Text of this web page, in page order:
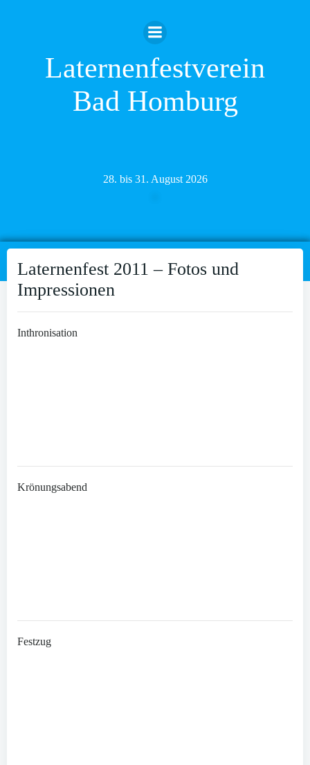
Inhalt
springen
Laternenfestverein
Bad Homburg
28. bis 31. August 2026
Laternenfest 2011 – Fotos und
Impressionen
Inthronisation
Krönungsabend
Festzug